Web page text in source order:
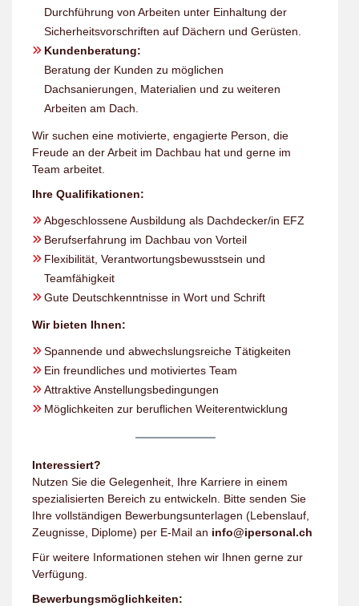
Durchführung von Arbeiten unter Einhaltung der
Sicherheitsvorschriften auf Dächern und Gerüsten.
Kundenberatung:
Beratung der Kunden zu möglichen
Dachsanierungen, Materialien und zu weiteren
Arbeiten am Dach.
Wir suchen eine motivierte, engagierte Person, die
Freude an der Arbeit im Dachbau hat und gerne im
Team arbeitet.
Ihre Qualifikationen:
Abgeschlossene Ausbildung als Dachdecker/in EFZ
Berufserfahrung im Dachbau von Vorteil
Flexibilität, Verantwortungsbewusstsein und
Teamfähigkeit
Gute Deutschkenntnisse in Wort und Schrift
Wir bieten Ihnen:
Spannende und abwechslungsreiche Tätigkeiten
Ein freundliches und motiviertes Team
Attraktive Anstellungsbedingungen
Möglichkeiten zur beruflichen Weiterentwicklung
Interessiert?
Nutzen Sie die Gelegenheit, Ihre Karriere in einem
spezialisierten Bereich zu entwickeln. Bitte senden Sie
Ihre vollständigen Bewerbungsunterlagen (Lebenslauf,
Zeugnisse, Diplome) per E-Mail an info@ipersonal.ch
Für weitere Informationen stehen wir Ihnen gerne zur
Verfügung.
Bewerbungsmöglichkeiten: